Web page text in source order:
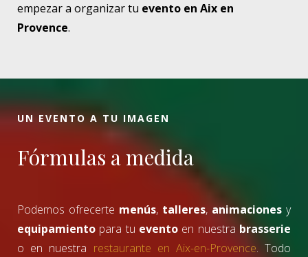
empezar a organizar tu evento en Aix en
Provence.
UN EVENTO A TU IMAGEN
Fórmulas a medida
Podemos ofrecerte menús, talleres, animaciones y
equipamiento para tu evento en nuestra brasserie
o en nuestra restaurante en Aix-en-Provence. Todo